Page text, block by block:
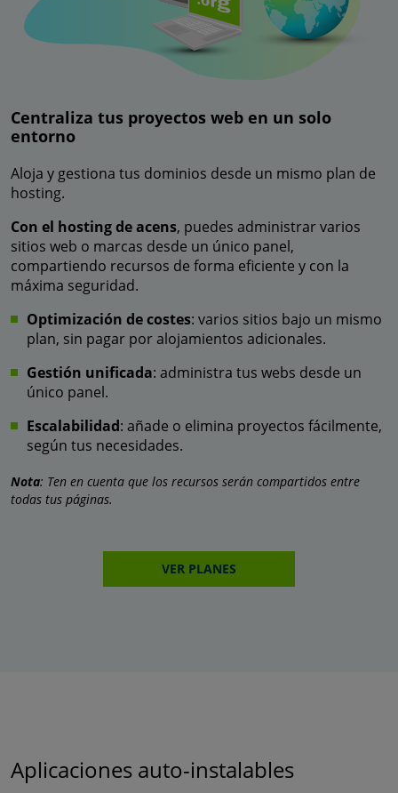
Centraliza tus proyectos web en un solo
entorno
Aloja y gestiona tus dominios desde un mismo plan de
hosting.
Con el hosting de acens, puedes administrar varios
sitios web o marcas desde un único panel,
compartiendo recursos de forma eficiente y con la
máxima seguridad.
Optimización de costes: varios sitios bajo un mismo
plan, sin pagar por alojamientos adicionales.
Gestión unificada: administra tus webs desde un
único panel.
Escalabilidad: añade o elimina proyectos fácilmente,
según tus necesidades.
Nota: Ten en cuenta que los recursos serán compartidos entre
todas tus páginas.
VER PLANES
Aplicaciones auto-instalables